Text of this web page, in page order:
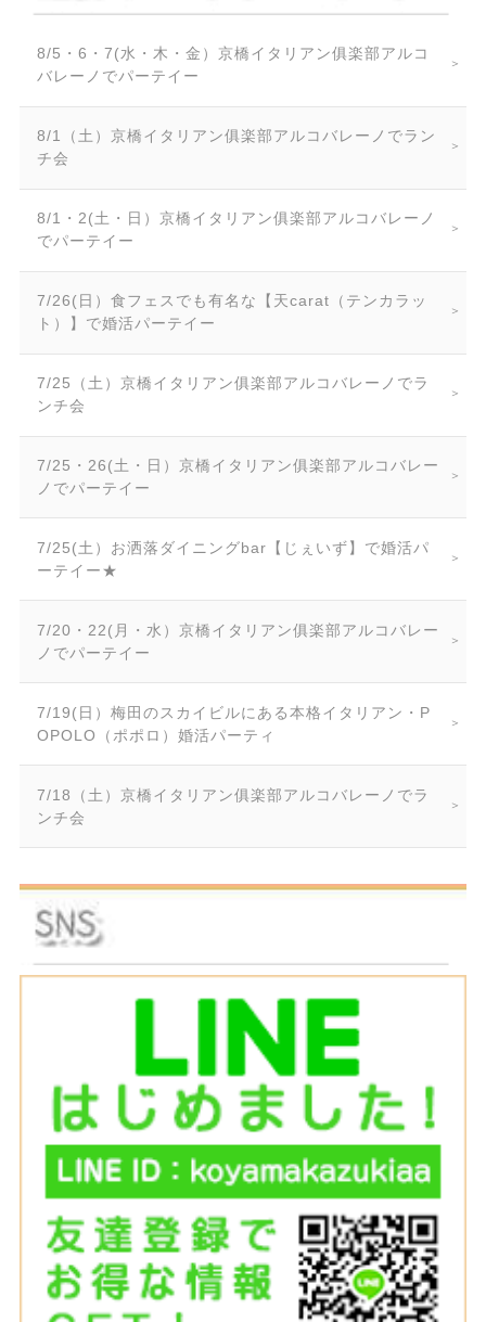
8/5・6・7(水・木・金）京橋イタリアン俱楽部アルコ
バレーノでパーテイー
8/1（土）京橋イタリアン俱楽部アルコバレーノでラン
チ会
8/1・2(土・日）京橋イタリアン俱楽部アルコバレーノ
でパーテイー
7/26(日）食フェスでも有名な【天carat（テンカラッ
ト）】で婚活パーテイー
7/25（土）京橋イタリアン俱楽部アルコバレーノでラ
ンチ会
7/25・26(土・日）京橋イタリアン俱楽部アルコバレー
ノでパーテイー
7/25(土）お洒落ダイニングbar【じぇいず】で婚活パ
ーテイー★
7/20・22(月・水）京橋イタリアン俱楽部アルコバレー
ノでパーテイー
7/19(日）梅田のスカイビルにある本格イタリアン・P
OPOLO（ポポロ）婚活パーティ
7/18（土）京橋イタリアン俱楽部アルコバレーノでラ
ンチ会